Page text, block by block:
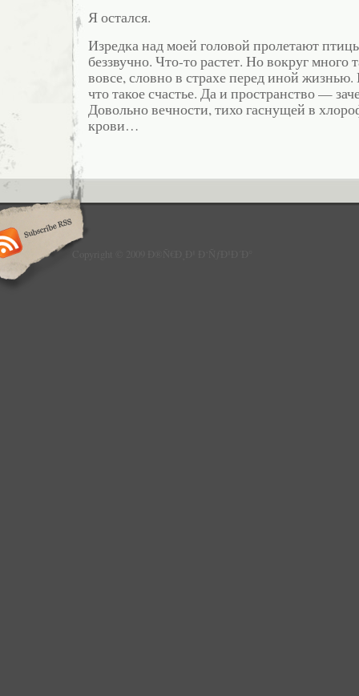
Я остался.
Изредка над моей головой пролетают
беззвучно. Что-то растет. Но вокруг много
вовсе, словно в страхе перед иной жизнью.
что такое счастье. Да и пространство —
Довольно вечности, тихо гаснущей в
крови…